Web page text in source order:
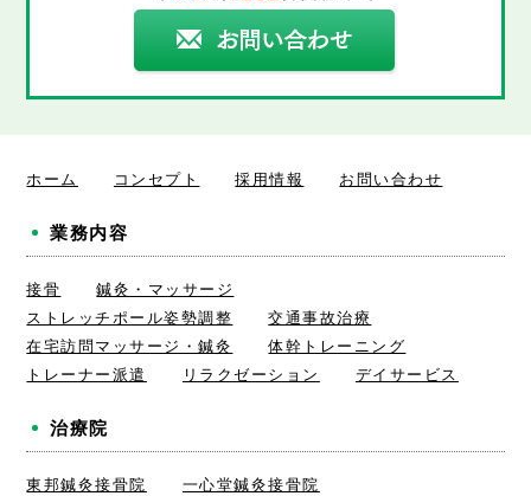
ホーム コンセプト 採用情報 お問い合わせ
業務内容
接骨
鍼灸・マッサージ
ストレッチポール姿勢調整
交通事故治療
在宅訪問マッサージ・鍼灸
体幹トレーニング
トレーナー派遣
リラクゼーション デイサービス
治療院
東邦鍼灸接骨院
一心堂鍼灸接骨院